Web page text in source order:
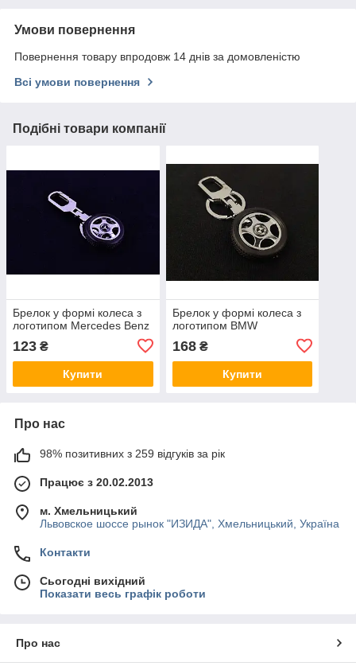
Умови повернення
Повернення товару впродовж 14 днів за домовленістю
Всі умови повернення
Подібні товари компанії
Брелок у формі колеса з
логотипом Mercedes Benz
123 ₴
Купити
Брелок у формі колеса з
логотипом BMW
168₴
Купити
Про нас
98% позитивних з 259 відгуків за рік
Працює з 20.02.2013
м. Хмельницький
Львовское шоссе рынок "ИЗИДА", Хмельницький, Україна
Контакти
Сьогодні вихідний
Показати весь графік роботи
Про нас